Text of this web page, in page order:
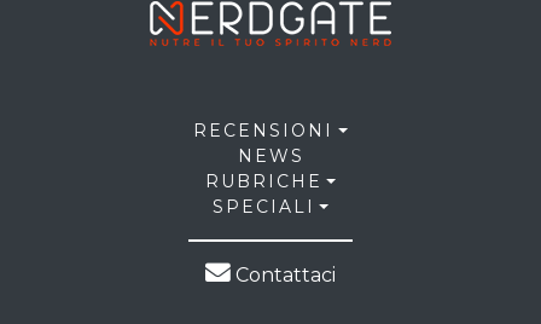
RECENSIONI
NEWS
RUBRICHE
SPECIALI
Contattaci